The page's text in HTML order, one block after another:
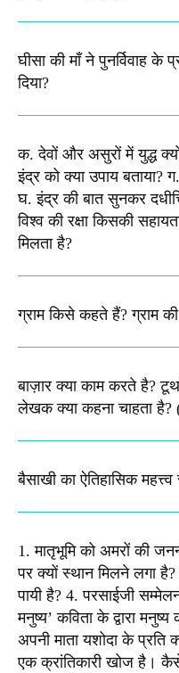
घीसा की माँ ने पुनर्विवाह
दिया?
क. देवों और असुरों में युद्ध
इंद्र को क्या उपाय
घ. इंद्र की बात सुनकर
विश्व की रक्षा किसकी
मिलता है?​
ग्राम किसे कहते हैं? ग्राम की
बाज़ार क्या काम करते है?
लेखक क्या कहना चाहता है?
बैसाखी का ऐतिहासिक
1. मातृभूमि को अमरों की
पर क्यों स्थान मिलने लगा
पायी है? 4. परसाईजी
मनुष्य’ कविता के द्वारा
अपनी माता यशोदा के प्रति
एक क्रांतिकारी खोज है।